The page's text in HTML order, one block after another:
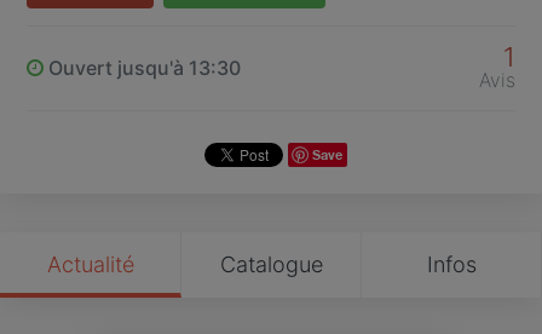
Ouvert jusqu'à 13:30 1
Avis
Save
Actualité Catalogue Infos